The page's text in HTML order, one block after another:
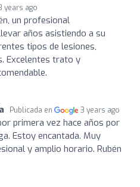
years ago
un profesional
años asistiendo a su
tipos de lesiones,
Excelentes trato y
Publicada en 3 years ago
primera vez hace años por
Estoy encantada. Muy
y amplio horario. Rubén